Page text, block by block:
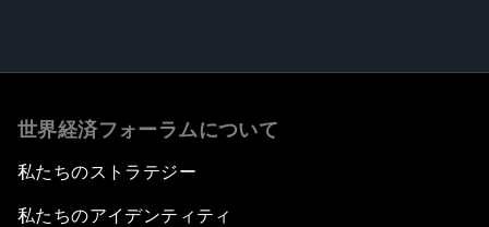
世界経済フォーラムについて
私たちのストラテジー
私たちのアイデンティティ